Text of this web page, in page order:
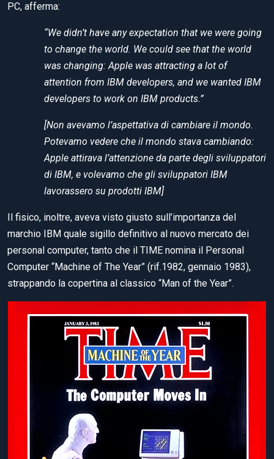
PC, afferma:
“We didn’t have any expectation that we were going
to change the world. We could see that the world
was changing: Apple was attracting a lot of
attention from IBM developers, and we wanted IBM
developers to work on IBM products.”
[Non avevamo l’aspettativa di cambiare il mondo.
Potevamo vedere che il mondo stava cambiando:
Apple attirava l’attenzione da parte degli sviluppatori
di IBM, e volevamo che gli sviluppatori IBM
lavorassero su prodotti IBM]
Il fisico, inoltre, aveva visto giusto sull’importanza del
marchio IBM quale sigillo definitivo al nuovo mercato dei
personal computer, tanto che il TIME nomina il Personal
Computer “Machine of The Year” (rif.1982, gennaio 1983),
strappando la copertina al classico “Man of the Year”.